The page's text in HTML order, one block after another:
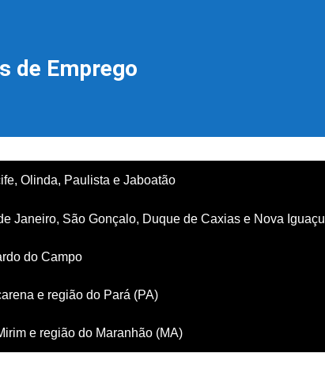
de Emprego
Olinda, Paulista e Jaboatão
Janeiro, São Gonçalo, Duque de Caxias e Nova Iguaçu
do Campo
e região do Pará (PA)
e região do Maranhão (MA)